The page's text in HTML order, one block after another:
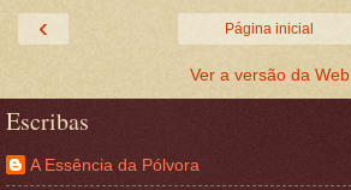
‹ Página inicial
Ver a versão da Web
Escribas
A Essência da Pólvora